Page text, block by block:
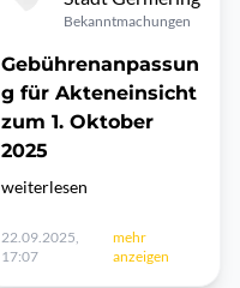
Bekanntmachungen
Gebührenanpassun
g für Akteneinsicht
zum 1. Oktober
2025
weiterlesen
22.09.2025,
17:07
mehr
anzeigen